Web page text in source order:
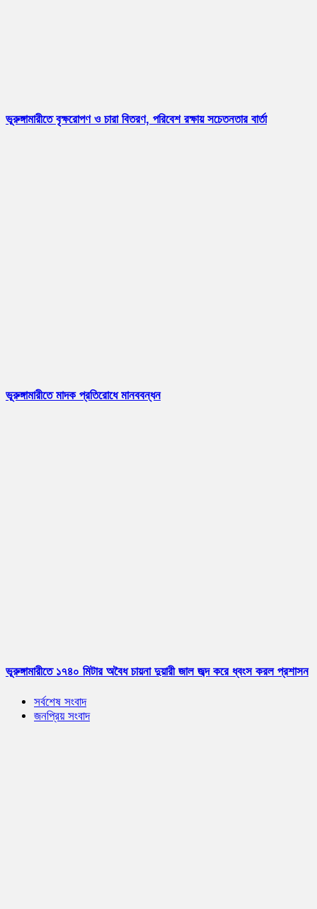
ভূরুঙ্গামারীতে বৃক্ষরোপণ ও চারা বিতরণ, পরিবেশ রক্ষায় সচেতনতার বার্তা
ভূরুঙ্গামারীতে মাদক প্রতিরোধে মানববন্ধন
ভূরুঙ্গামারীতে ১৭৪০ মিটার অবৈধ চায়না দুয়ারী জাল জব্দ করে ধ্বংস করল প্রশাসন
সর্বশেষ সংবাদ
জনপ্রিয় সংবাদ